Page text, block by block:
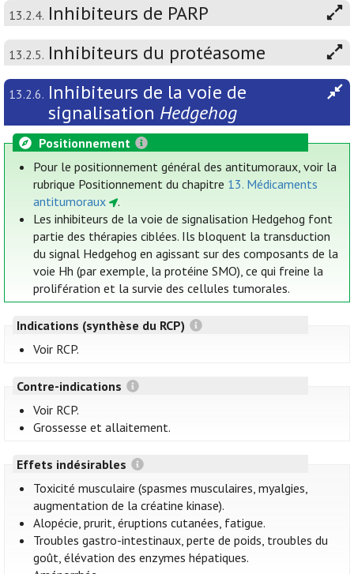
13.2.4. Inhibiteurs de PARP
13.2.5. Inhibiteurs du protéasome
13.2.6. Inhibiteurs de la voie de
signalisation Hedgehog
Positionnement
Pour le positionnement général des antitumoraux, voir la
rubrique Positionnement du chapitre 13. Médicaments
antitumoraux
.
Les inhibiteurs de la voie de signalisation Hedgehog font
partie des thérapies ciblées. Ils bloquent la transduction
du signal Hedgehog en agissant sur des composants de la
voie Hh (par exemple, la protéine SMO), ce qui freine la
prolifération et la survie des cellules tumorales.
Indications (synthèse du RCP)
Voir RCP.
Contre-indications
Voir RCP.
Grossesse et allaitement.
Effets indésirables
Toxicité musculaire (spasmes musculaires, myalgies,
augmentation de la créatine kinase).
Alopécie, prurit, éruptions cutanées, fatigue.
Troubles gastro-intestinaux, perte de poids, troubles du
goût, élévation des enzymes hépatiques.